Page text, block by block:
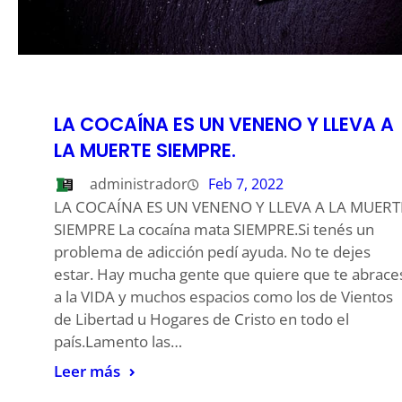
LA COCAÍNA ES UN VENENO Y LLEVA A
LA MUERTE SIEMPRE.
administrador Feb 7, 2022
LA COCAÍNA ES UN VENENO Y LLEVA A LA
SIEMPRE La cocaína mata SIEMPRE.Si tenés un
problema de adicción pedí ayuda. No te dejes
estar. Hay mucha gente que quiere que te
a la VIDA y muchos espacios como los de Vientos
de Libertad u Hogares de Cristo en todo el
país.Lamento las…
Leer más